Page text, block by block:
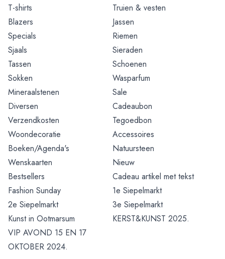
T-shirts
Truien & vesten
Blazers
Jassen
Specials
Riemen
Sjaals
Sieraden
Tassen
Schoenen
Sokken
Wasparfum
Mineraalstenen
Sale
Diversen
Cadeaubon
Verzendkosten
Tegoedbon
Woondecoratie
Accessoires
Boeken/Agenda's
Natuursteen
Wenskaarten
Nieuw
Bestsellers
Cadeau artikel met tekst
Fashion Sunday
1e Siepelmarkt
2e Siepelmarkt
3e Siepelmarkt
Kunst in Ootmarsum
KERST&KUNST 2025.
VIP AVOND 15 EN 17
OKTOBER 2024.